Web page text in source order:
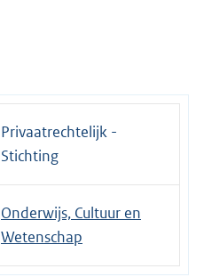
Privaatrechtelijk -
Stichting
Onderwijs, Cultuur en
Wetenschap